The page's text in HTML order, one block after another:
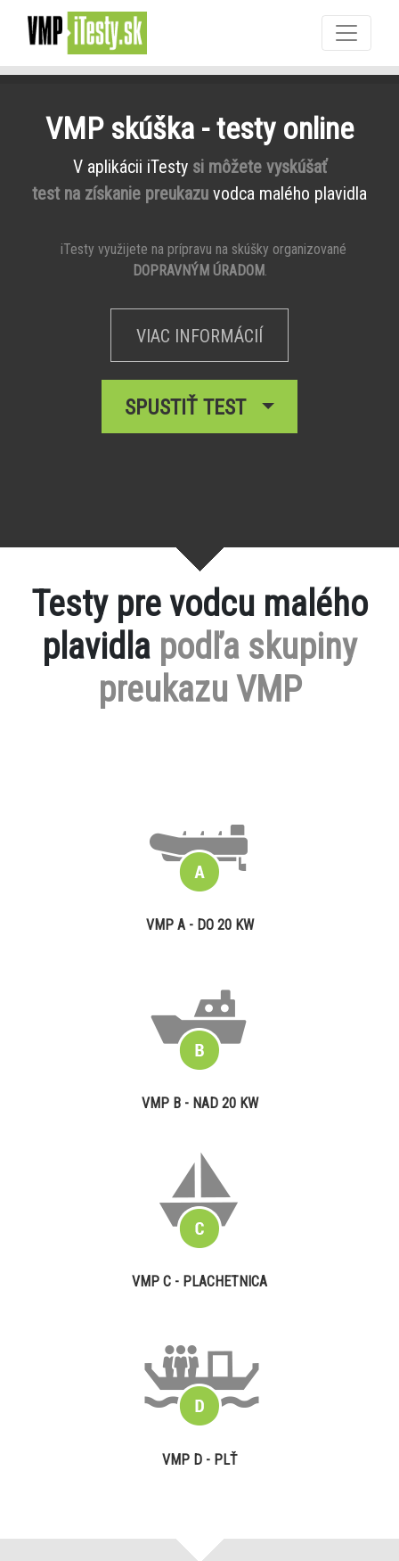
VMP skúška - testy online
V aplikácii iTesty si môžete vyskúšať
test na získanie preukazu vodca malého plavidla
iTesty využijete na prípravu na skúšky organizované
DOPRAVNÝM ÚRADOM.
VIAC INFORMÁCIÍ
SPUSTIŤ TEST
Testy pre vodcu malého
plavidla podľa skupiny
preukazu VMP
VMP A - DO 20 KW
VMP B - NAD 20 KW
VMP C - PLACHETNICA
VMP D - PLŤ